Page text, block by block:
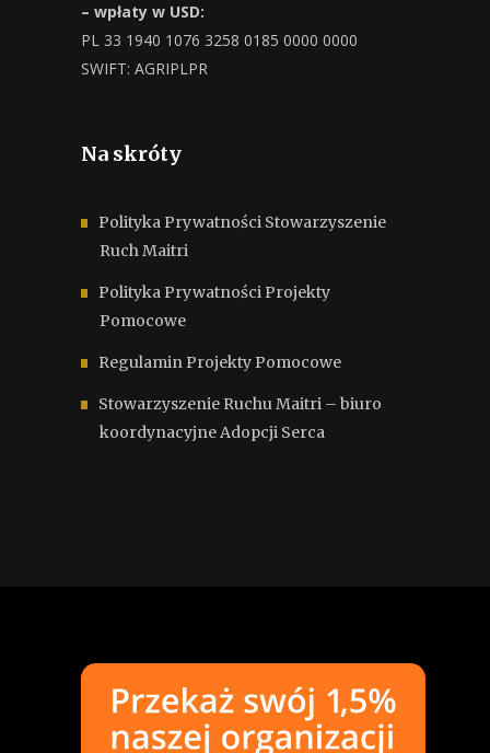
– wpłaty w USD:
PL 33 1940 1076 3258 0185 0000 0000
SWIFT: AGRIPLPR
Na skróty
Polityka Prywatności Stowarzyszenie
Ruch Maitri
Polityka Prywatności Projekty
Pomocowe
Regulamin Projekty Pomocowe
Stowarzyszenie Ruchu Maitri – biuro
koordynacyjne Adopcji Serca